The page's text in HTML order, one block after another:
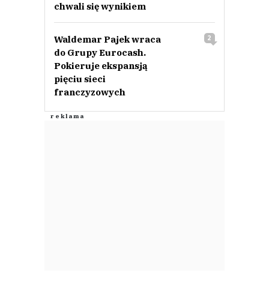
chwali się wynikiem
Waldemar Pajek wraca
do Grupy Eurocash.
Pokieruje ekspansją
pięciu sieci
franczyzowych
2